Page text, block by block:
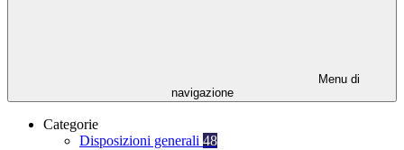
Menu di
navigazione
Categorie
Disposizioni generali 48